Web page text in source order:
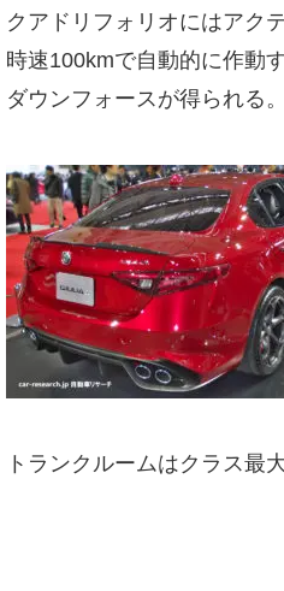
クアドリフォリオにはアク
時速100kmで自動的に作動
ダウンフォースが得られる。
トランクルームはクラス最